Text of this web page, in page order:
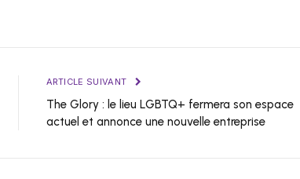
ARTICLE SUIVANT
The Glory : le lieu LGBTQ+ fermera son espace
actuel et annonce une nouvelle entreprise